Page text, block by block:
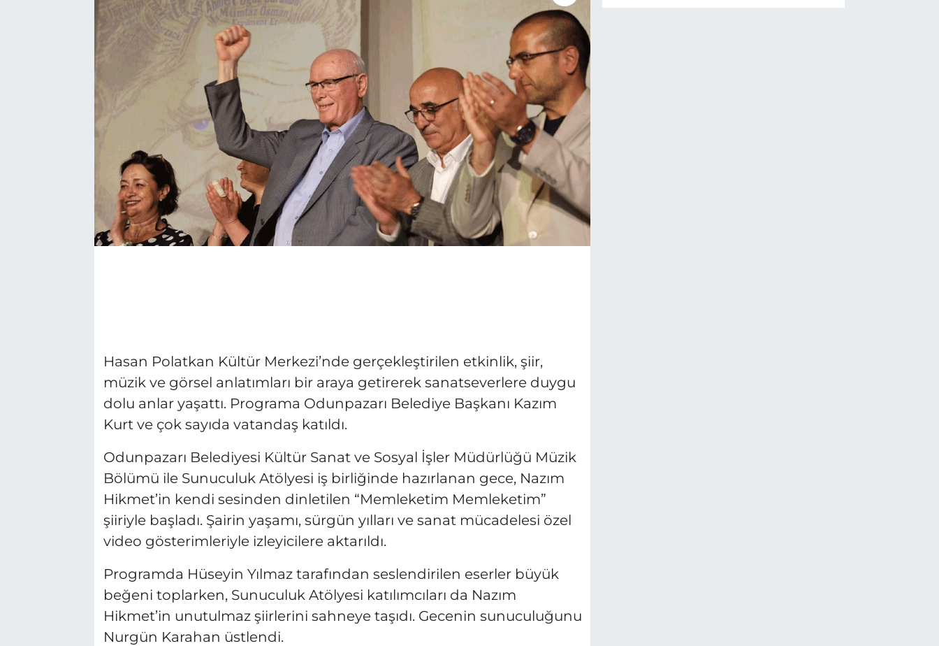
Hasan Polatkan Kültür Merkezi’nde gerçekleştirilen etkinlik, şiir,
müzik ve görsel anlatımları bir araya getirerek sanatseverlere duygu
dolu anlar yaşattı. Programa Odunpazarı Belediye Başkanı Kazım
Kurt ve çok sayıda vatandaş katıldı.
Odunpazarı Belediyesi Kültür Sanat ve Sosyal İşler Müdürlüğü Müzik
Bölümü ile Sunuculuk Atölyesi iş birliğinde hazırlanan gece, Nazım
Hikmet’in kendi sesinden dinletilen “Memleketim Memleketim”
şiiriyle başladı. Şairin yaşamı, sürgün yılları ve sanat mücadelesi özel
video gösterimleriyle izleyicilere aktarıldı.
Programda Hüseyin Yılmaz tarafından seslendirilen eserler büyük
beğeni toplarken, Sunuculuk Atölyesi katılımcıları da Nazım
Hikmet’in unutulmaz şiirlerini sahneye taşıdı. Gecenin sunuculuğunu
Nurgün Karahan üstlendi.